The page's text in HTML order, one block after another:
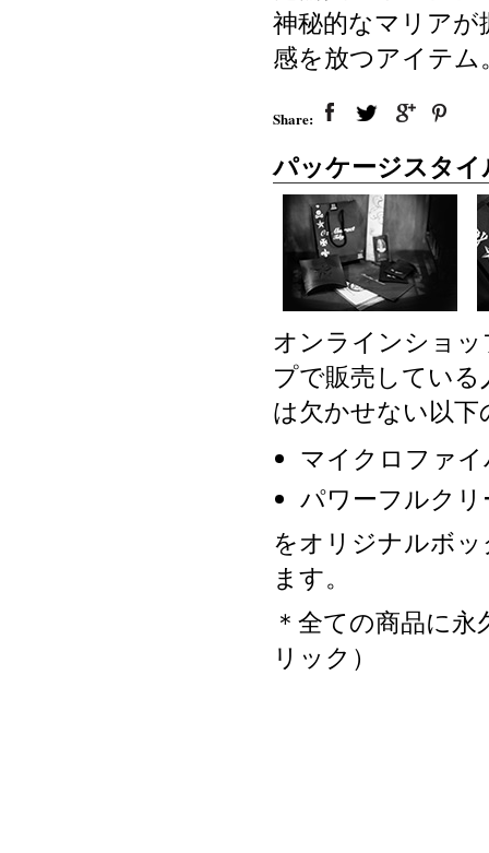
神秘的なマリア
感を放つアイテム
Share:
パッケージスタ
オンラインショ
プで販売してい
は欠かせない以
マイクロファ
パワーフルク
をオリジナルボ
ます。
＊全ての商品に
リック）